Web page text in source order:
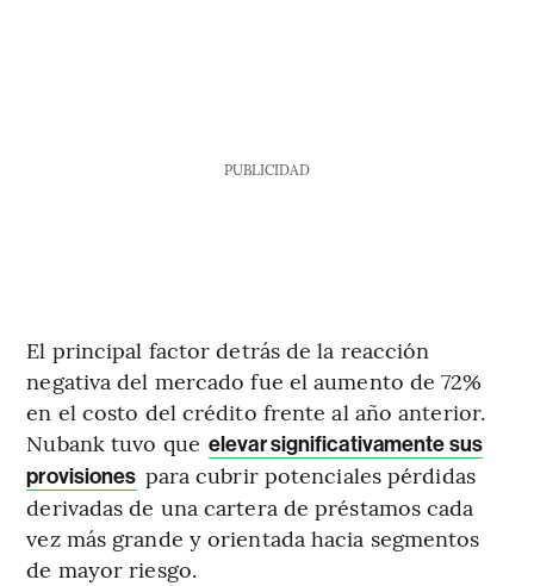
PUBLICIDAD
El principal factor detrás de la reacción
negativa del mercado fue el aumento de 72%
en el costo del crédito frente al año anterior.
Nubank tuvo que elevar significativamente sus
provisiones para cubrir potenciales pérdidas
derivadas de una cartera de préstamos cada
vez más grande y orientada hacia segmentos
de mayor riesgo.